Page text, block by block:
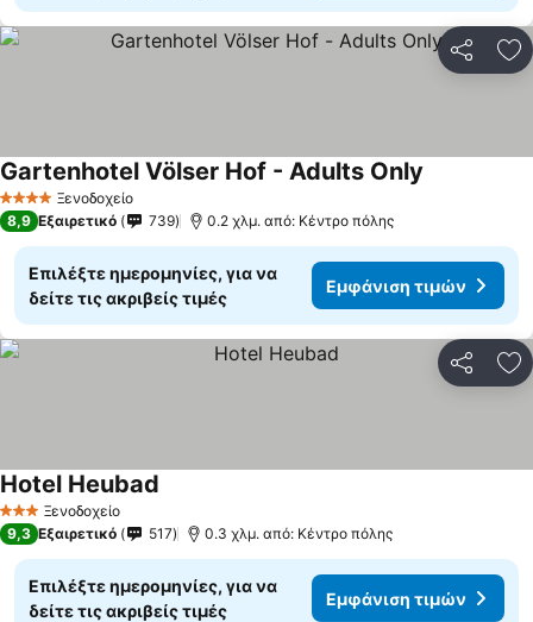
4 ΑστέριαΞενοδοχείο
Gartenhotel Völser Hof - Adults Only
8,9 Εξαιρετικό 739 0.2 χλμ. από: Κέντρο πόλης
Επιλέξτε ημερομηνίες, για να
δείτε τις ακριβείς τιμές
Εμφάνιση τιμών
3 ΑστέριαΞενοδοχείο
Hotel Heubad
9,3 Εξαιρετικό 517 0.3 χλμ. από: Κέντρο πόλης
Επιλέξτε ημερομηνίες, για να
δείτε τις ακριβείς τιμές
Εμφάνιση τιμών